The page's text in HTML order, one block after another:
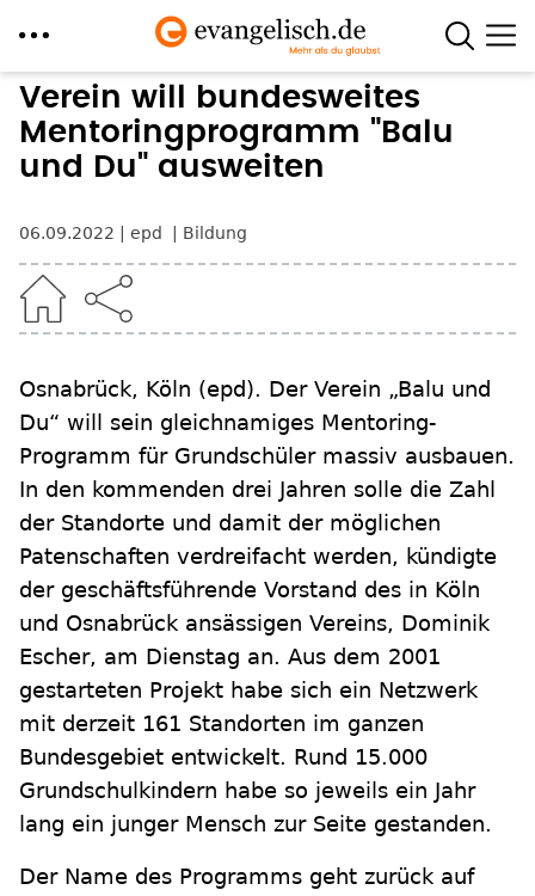
Direkt
zum
Inhalt
Verein will bundesweites
Mentoringprogramm "Balu
und Du" ausweiten
06.09.2022 epd Bildung
Osnabrück, Köln (epd). Der Verein „Balu und
Du“ will sein gleichnamiges Mentoring-
Programm für Grundschüler massiv ausbauen.
In den kommenden drei Jahren solle die Zahl
der Standorte und damit der möglichen
Patenschaften verdreifacht werden, kündigte
der geschäftsführende Vorstand des in Köln
und Osnabrück ansässigen Vereins, Dominik
Escher, am Dienstag an. Aus dem 2001
gestarteten Projekt habe sich ein Netzwerk
mit derzeit 161 Standorten im ganzen
Bundesgebiet entwickelt. Rund 15.000
Grundschulkindern habe so jeweils ein Jahr
lang ein junger Mensch zur Seite gestanden.
Der Name des Programms geht zurück auf